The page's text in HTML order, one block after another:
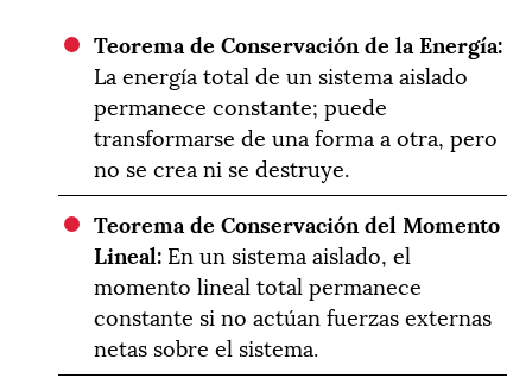
Teorema de Conservación de la Energía:
La energía total de un sistema aislado
permanece constante; puede
transformarse de una forma a otra, pero
no se crea ni se destruye.
Teorema de Conservación del Momento
Lineal: En un sistema aislado, el
momento lineal total permanece
constante si no actúan fuerzas externas
netas sobre el sistema.